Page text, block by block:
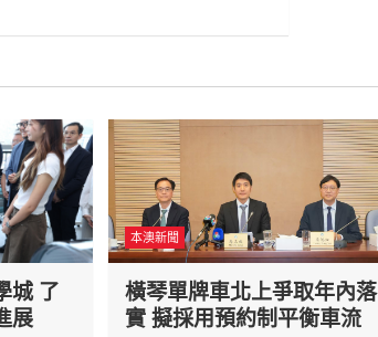
城 了
展
本澳新聞
橫琴單牌車北上爭取年內落
實 擬採用預約制平衡車流